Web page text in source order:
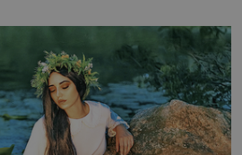
na sukni,“ zhodnotí švadlena
„Ošidili vás, podívejte.“